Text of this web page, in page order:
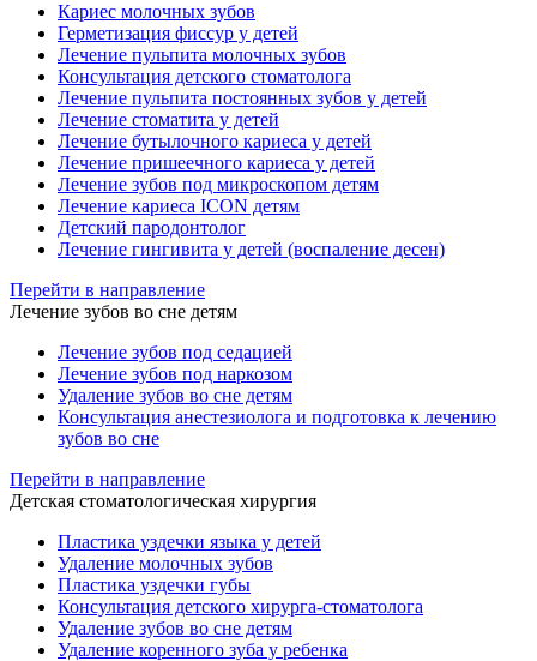
Кариес молочных зубов
Герметизация фиссур у детей
Лечение пульпита молочных зубов
Консультация детского стоматолога
Лечение пульпита постоянных зубов у детей
Лечение стоматита у детей
Лечение бутылочного кариеса у детей
Лечение пришеечного кариеса у детей
Лечение зубов под микроскопом детям
Лечение кариеса ICON детям
Детский пародонтолог
Лечение гингивита у детей (воспаление десен)
Перейти в направление
Лечение зубов во сне детям
Лечение зубов под седацией
Лечение зубов под наркозом
Удаление зубов во сне детям
Консультация анестезиолога и подготовка к лечению
зубов во сне
Перейти в направление
Детская стоматологическая хирургия
Пластика уздечки языка у детей
Удаление молочных зубов
Пластика уздечки губы
Консультация детского хирурга-стоматолога
Удаление зубов во сне детям
Удаление коренного зуба у ребенка